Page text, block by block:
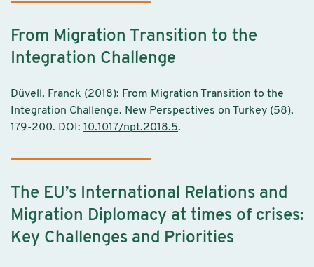
From Migration Transition to the
Integration Challenge
Düvell, Franck (2018): From Migration Transition to the
Integration Challenge. New Perspectives on Turkey (58),
179-200. DOI: 10.1017/npt.2018.5.
The EU’s International Relations and
Migration Diplomacy at times of crises:
Key Challenges and Priorities